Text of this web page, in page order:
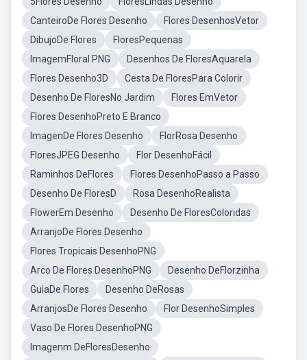
CanteiroDe Flores Desenho
Flores DesenhosVetor
DibujoDe Flores
FloresPequenas
ImagemFloral PNG
Desenhos De FloresAquarela
Flores Desenho3D
Cesta De FloresPara Colorir
Desenho De FloresNo Jardim
Flores EmVetor
Flores DesenhoPreto E Branco
ImagenDe Flores Desenho
FlorRosa Desenho
FloresJPEG Desenho
Flor DesenhoFácil
Raminhos DeFlores
Flores DesenhoPasso a Passo
Desenho De FloresD
Rosa DesenhoRealista
FlowerEm Desenho
Desenho De FloresColoridas
ArranjoDe Flores Desenho
Flores Tropicais DesenhoPNG
Arco De Flores DesenhoPNG
Desenho DeFlorzinha
GuiaDe Flores
Desenho DeRosas
ArranjosDe Flores Desenho
Flor DesenhoSimples
Vaso De Flores DesenhoPNG
Imagenm DeFloresDesenho